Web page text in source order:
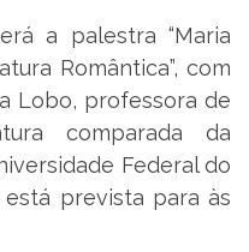
a palestra “Maria
Romântica”, com
Lobo, professora de
comparada da
Federal do
prevista para às